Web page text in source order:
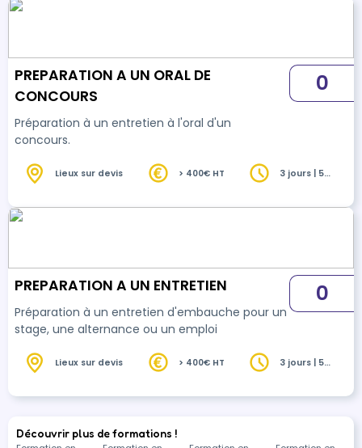
PREPARATION A UN ORAL DE
CONCOURS
Préparation à un entretien à l'oral d'un
concours.
0
Lieux sur devis > 400€ HT
3 jours | 5
PREPARATION A UN ENTRETIEN
Préparation à un entretien d'embauche pour un
stage, une alternance ou un emploi
0
Lieux sur devis > 400€ HT
3 jours | 5
Découvrir plus de formations !